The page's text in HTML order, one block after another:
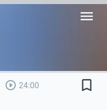
menu
play_circle_outline 24:00 bookmark_border